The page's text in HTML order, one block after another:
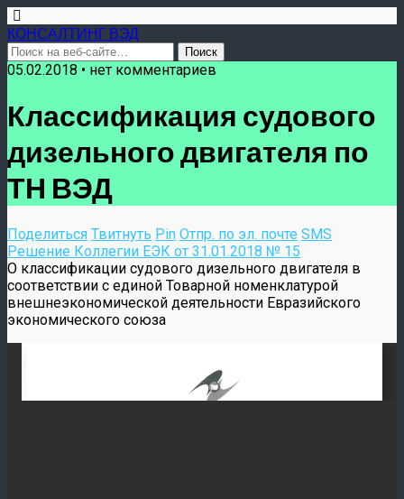
КОНСАЛТИНГ ВЭД
05.02.2018 • нет комментариев
Классификация судового
дизельного двигателя по
ТН ВЭД
Поделиться Твитнуть Pin Отпр. по эл. почте SMS
Решение Коллегии ЕЭК от 31.01.2018 № 15
О классификации судового дизельного двигателя в
соответствии с единой Товарной номенклатурой
внешнеэкономической деятельности Евразийского
экономического союза